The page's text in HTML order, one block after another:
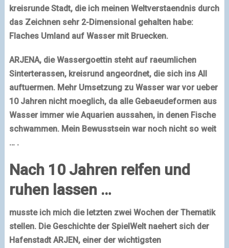
kreisrunde Stadt, die ich meinen Weltverstaendnis durch
das Zeichnen sehr 2-Dimensional gehalten habe:
Flaches Umland auf Wasser mit Bruecken.
ARJENA, die Wassergoettin steht auf raeumlichen
Sinterterassen, kreisrund angeordnet, die sich ins All
auftuermen. Mehr Umsetzung zu Wasser war vor ueber
10 Jahren nicht moeglich, da alle Gebaeudeformen aus
Wasser immer wie Aquarien aussahen, in denen Fische
schwammen. Mein Bewusstsein war noch nicht so weit
… .
Nach 10 Jahren reifen und
ruhen lassen …
musste ich mich die letzten zwei Wochen der Thematik
stellen. Die Geschichte der SpielWelt naehert sich der
Hafenstadt ARJEN, einer der wichtigsten